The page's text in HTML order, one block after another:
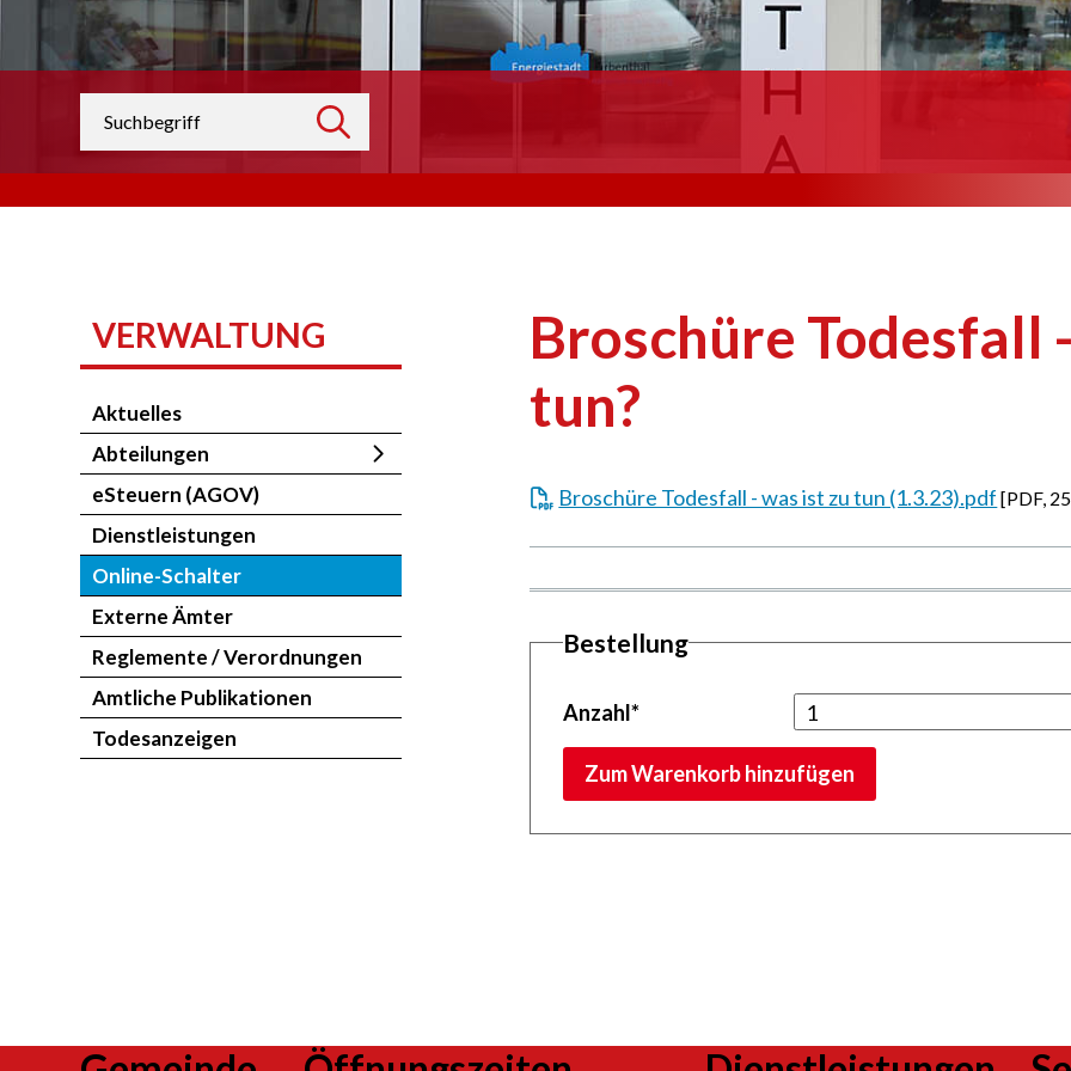
suchen
VERWALTUNG
Aktuelles
Abteilungen
eSteuern (AGOV)
Dienstleistungen
Online-Schalter
Externe Ämter
Reglemente / Verordnungen
Amtliche Publikationen
Todesanzeigen
Broschüre Todesfall
tun?
Broschüre Todesfall - was ist zu tun (1.3.23).pdf [PDF,
Bestellung
Anzahl*
Zum Warenkorb hinzufügen